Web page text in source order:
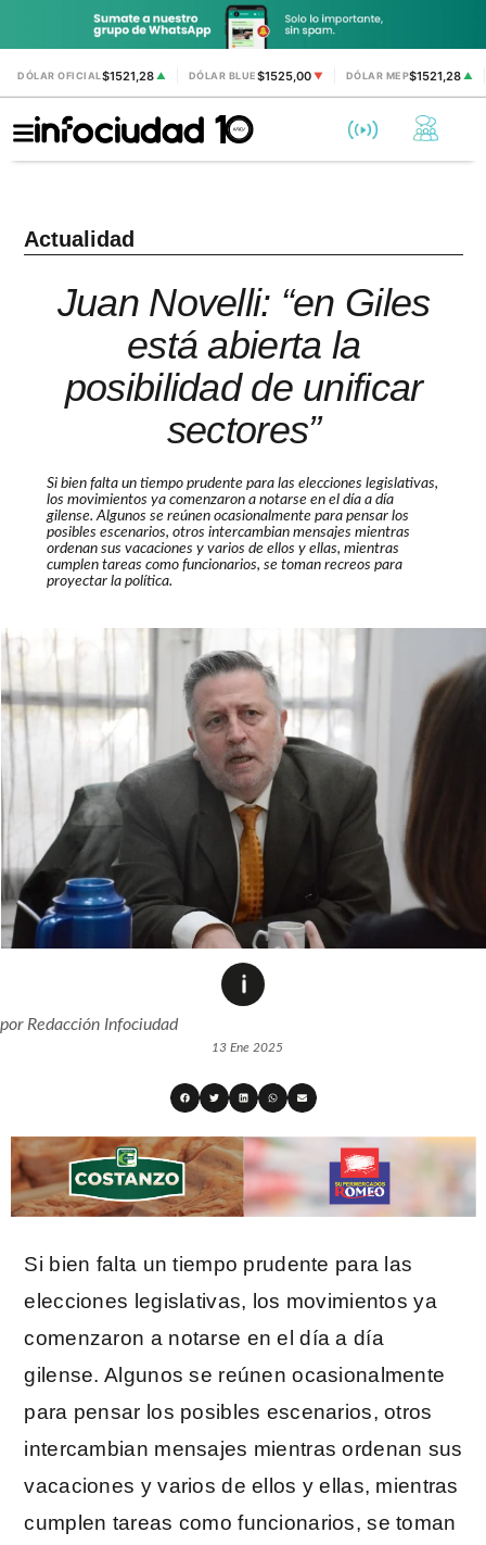
DÓLAR OFICIAL$1521,28 ▲ DÓLAR BLUE$1525,00 ▼ DÓLAR MEP$1521,28▲
Actualidad
Juan Novelli: “en Giles
está abierta la
posibilidad de unificar
sectores”
Si bien falta un tiempo prudente para las elecciones legislativas,
los movimientos ya comenzaron a notarse en el día a día
gilense. Algunos se reúnen ocasionalmente para pensar los
posibles escenarios, otros intercambian mensajes mientras
ordenan sus vacaciones y varios de ellos y ellas, mientras
cumplen tareas como funcionarios, se toman recreos para
proyectar la política.
porRedacción Infociudad
13 Ene 2025
Si bien falta un tiempo prudente para las
elecciones legislativas, los movimientos ya
comenzaron a notarse en el día a día
gilense. Algunos se reúnen ocasionalmente
para pensar los posibles escenarios, otros
intercambian mensajes mientras ordenan sus
vacaciones y varios de ellos y ellas, mientras
cumplen tareas como funcionarios, se toman